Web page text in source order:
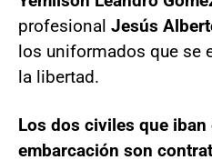
profesional Jesús
los uniformados que se
la libertad.
Los dos civiles que iban
embarcación son